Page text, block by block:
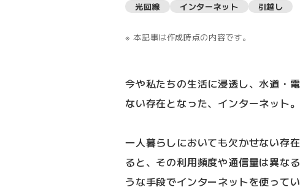
光回線 インターネット 引越し
本記事は作成時点の内容です。
今や私たちの生活に浸透し、水道・
ない存在となった、インターネット。
一人暮らしにおいても欠かせない存
ると、その利用頻度や通信量は異な
うな手段でインターネットを使って